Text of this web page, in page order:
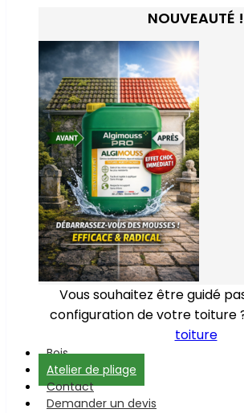
NOUVEAUTÉ !
Vous souhaitez être guidé
configuration de votre toiture
toiture
Bois
Atelier de pliage
Contact
Demander un devis